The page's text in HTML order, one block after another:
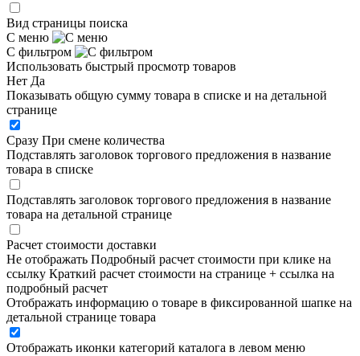
Вид страницы поиска
С меню
С фильтром
Использовать быстрый просмотр товаров
Нет Да
Показывать общую сумму товара в списке и на детальной
странице
Сразу При смене количества
Подставлять заголовок торгового предложения в название
товара в списке
Подставлять заголовок торгового предложения в название
товара на детальной странице
Расчет стоимости доставки
Не отображать Подробный расчет стоимости при клике на
ссылку Краткий расчет стоимости на странице + ссылка на
подробный расчет
Отображать информацию о товаре в фиксированной шапке на
детальной странице товара
Отображать иконки категорий каталога в левом меню